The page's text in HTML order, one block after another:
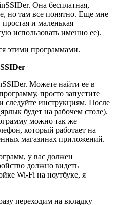
Она бесплатная,
но там все понятно. Еще мне
и маленькая
использовать именно ее).
этими программами.
Можете найти ее в
просто запустите
следуйте инструкциям. После
будет на рабочем столе).
можно так же
который работает на
магазинах приложений.
у вас должен
должно видеть
Wi-Fi на ноутбуке, я
переходим на вкладку